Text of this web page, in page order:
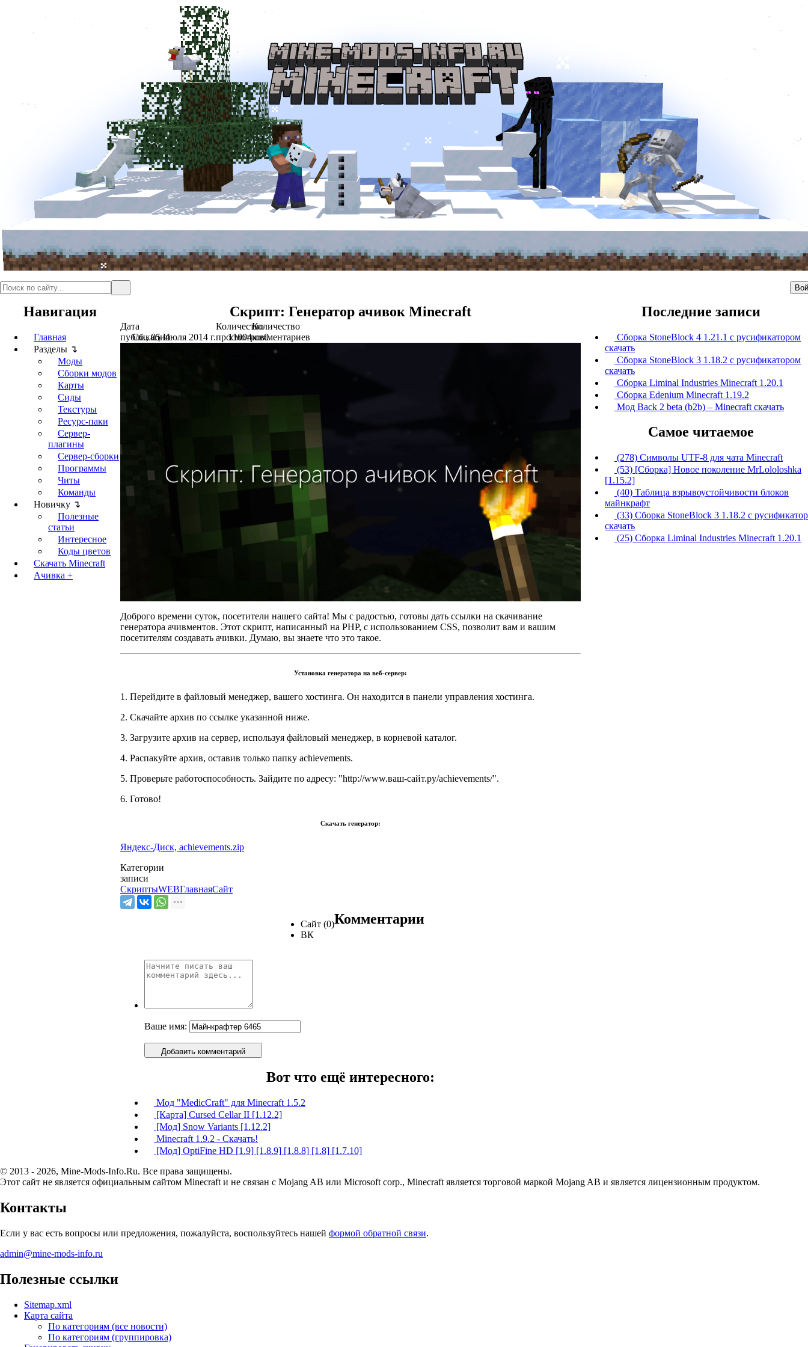
Навигация
Главная
Разделы ↴
Моды
Сборки модов
Карты
Сиды
Текстуры
Ресурс-паки
Сервер-
плагины
Сервер-сборки
Программы
Читы
Команды
Новичку ↴
Полезные
статьи
Интересное
Коды цветов
Скачать Minecraft
Ачивка +
Скрипт: Генератор ачивок Minecraft
Дата
публикации
Сб., 05 Июля 2014 г.
Количество
просмотров
11004
Количество
комментариев
0
Доброго времени суток, посетители нашего сайта! Мы с радостью, готовы дать ссылки на скачивание
генератора ачивментов. Этот скрипт, написанный на PHP, с использованием CSS, позволит вам и вашим
посетителям создавать ачивки. Думаю, вы знаете что это такое.
Установка генератора на веб-сервер:
1. Перейдите в файловый менеджер, вашего хостинга. Он находится в панели управления хостинга.
2. Скачайте архив по ссылке указанной ниже.
3. Загрузите архив на сервер, используя файловый менеджер, в корневой каталог.
4. Распакуйте архив, оставив только папку achievements.
5. Проверьте работоспособность. Зайдите по адресу: "http://www.ваш-сайт.ру/achievements/".
6. Готово!
Скачать генератор:
Яндекс-Диск, achievements.zip
Категории
записи
СкриптыWEBГлавнаяСайт
Сайт (0)
ВК
Комментарии
Ваше имя:
Добавить комментарий
Вот что ещё интересного:
Мод "MedicCraft" для Minecraft 1.5.2
[Карта] Cursed Cellar II [1.12.2]
[Мод] Snow Variants [1.12.2]
Minecraft 1.9.2 - Скачать!
[Мод] OptiFine HD [1.9] [1.8.9] [1.8.8] [1.8] [1.7.10]
Последние записи
Сборка StoneBlock 4 1.21.1 с русификатором
скачать
Сборка StoneBlock 3 1.18.2 с русификатором
скачать
Сборка Liminal Industries Minecraft 1.20.1
Сборка Edenium Minecraft 1.19.2
Мод Back 2 beta (b2b) – Minecraft скачать
Самое читаемое
(278) Символы UTF-8 для чата Minecraft
(53) [Сборка] Новое поколение MrLololoshka
[1.15.2]
(40) Таблица взрывоустойчивости блоков
майнкрафт
(33) Сборка StoneBlock 3 1.18.2 с
скачать
(25) Сборка Liminal Industries Minecraft 1.20.1
© 2013 - 2026, Mine-Mods-Info.Ru. Все права защищены.
Этот сайт не является официальным сайтом Minecraft и не связан с Mojang AB или Microsoft corp., Minecraft является торговой маркой Mojang AB и является лицензионным продуктом.
Контакты
Если у вас есть вопросы или предложения, пожалуйста, воспользуйтесь нашей формой обратной связи.
admin@mine-mods-info.ru
Полезные ссылки
Sitemap.xml
Карта сайта
По категориям (все новости)
По категориям (группировка)